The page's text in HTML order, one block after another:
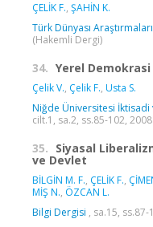
ÇELİK F., ŞAHİN K.
Türk Dünyası
(Hakemli Dergi)
34. Yerel
Çelik V., Çelik F., Usta S.
Niğde Üniversitesi
cilt.1, sa.2, ss.85-102,
35. Siyasal
ve Devlet
BİLGİN M. F., ÇELİK F.,
MİŞ N., ÖZCAN L.
Bilgi Dergisi , sa.15,